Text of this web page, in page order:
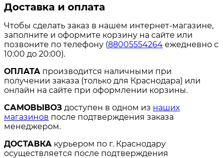
Доставка и оплата
Чтобы сделать заказ в нашем интернет-магазине,
заполните и оформите корзину на сайте или
позвоните по телефону (88005554264 ежедневно с
10:00 до 20:00).
ОПЛАТА производится наличными при
получении заказа (только для Краснодара) или
онлайн на сайте при оформлении корзины.
САМОВЫВОЗ доступен в одном из наших
магазинов после подтверждения заказа
менеджером.
ДОСТАВКА курьером по г. Краснодару
осуществляется после подтверждения